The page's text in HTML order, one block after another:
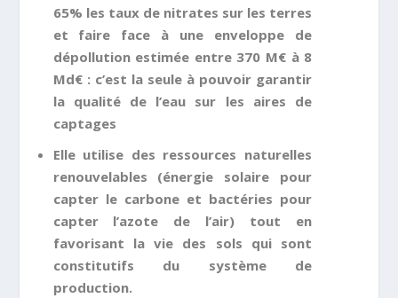
65% les taux de nitrates sur les terres
et faire face à une enveloppe de
dépollution estimée entre 370 M€ à 8
Md€ : c’est la seule à pouvoir garantir
la qualité de l’eau sur les aires de
captages
Elle utilise des ressources naturelles
renouvelables (énergie solaire pour
capter le carbone et bactéries pour
capter l’azote de l’air) tout en
favorisant la vie des sols qui sont
constitutifs du système de
production.